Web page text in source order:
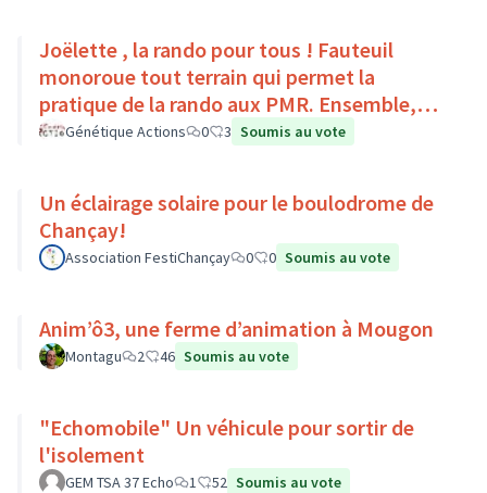
Joëlette , la rando pour tous ! Fauteuil
monoroue tout terrain qui permet la
pratique de la rando aux PMR. Ensemble,
faisons du sport :)
Génétique Actions 0 3 Soumis au vote
Un éclairage solaire pour le boulodrome de
Chançay!
Association FestiChançay 0 0 Soumis au vote
Anim’ô3, une ferme d’animation à Mougon
Montagu 2 46 Soumis au vote
"Echomobile" Un véhicule pour sortir de
l'isolement
GEM TSA 37 Echo 1 52 Soumis au vote